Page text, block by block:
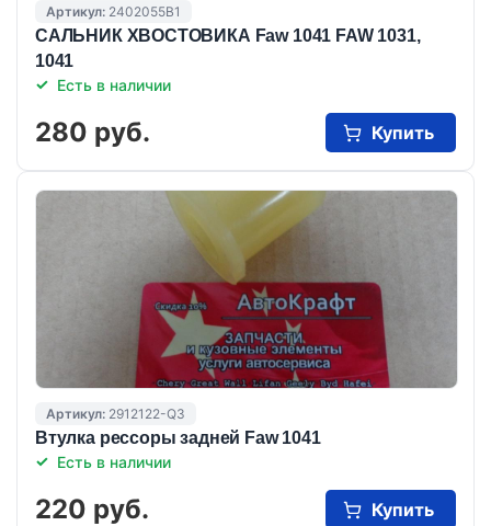
Артикул: 2402055B1
САЛЬНИК ХВОСТОВИКА Faw 1041 FAW 1031,
1041
Есть в наличии
280 руб. Купить
Артикул: 2912122-Q3
Втулка рессоры задней Faw 1041
Есть в наличии
220 руб. Купить